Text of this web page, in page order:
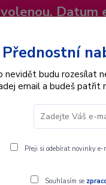
Interpret
Přednostní
nevidět budu rozesílat
email a budeš patřit
Přeji si odebírat novinky e-
Souhlasím se